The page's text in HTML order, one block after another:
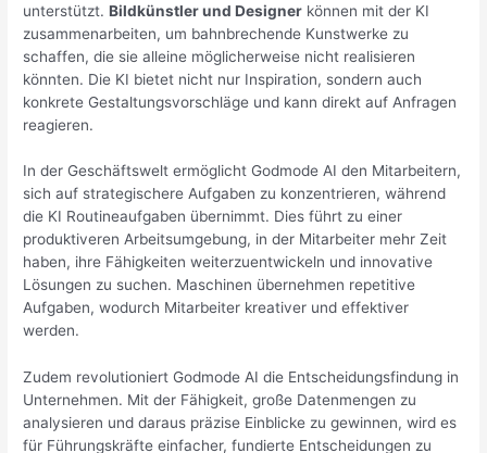
unterstützt.Bildkünstler und Designer können mit der KI
zusammenarbeiten, um bahnbrechende Kunstwerke zu
schaffen, die sie alleine möglicherweise nicht realisieren
könnten. Die KI bietet nicht nur Inspiration, sondern auch
konkrete Gestaltungsvorschläge und kann direkt auf Anfragen
reagieren.
In der Geschäftswelt ermöglicht Godmode AI den Mitarbeitern,
sich auf strategischere Aufgaben zu konzentrieren, während
die KI Routineaufgaben übernimmt. Dies führt zu einer
produktiveren Arbeitsumgebung, in der Mitarbeiter mehr Zeit
haben, ihre Fähigkeiten weiterzuentwickeln und innovative
Lösungen zu suchen. Maschinen übernehmen repetitive
Aufgaben, wodurch Mitarbeiter kreativer und effektiver
werden.
Zudem revolutioniert Godmode AI die Entscheidungsfindung in
Unternehmen. Mit der Fähigkeit, große Datenmengen zu
analysieren und daraus präzise Einblicke zu gewinnen, wird es
für Führungskräfte einfacher, fundierte Entscheidungen zu